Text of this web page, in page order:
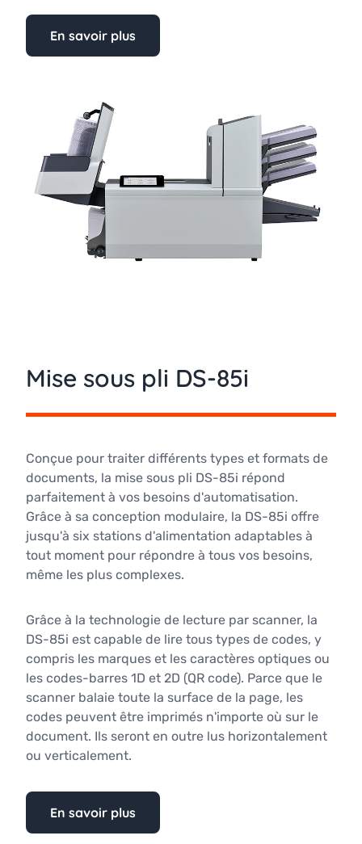
En savoir plus
Mise sous pli DS-85i
Conçue pour traiter différents types et formats de
documents, la mise sous pli DS-85i répond
parfaitement à vos besoins d'automatisation.
Grâce à sa conception modulaire, la DS-85i offre
jusqu'à six stations d'alimentation adaptables à
tout moment pour répondre à tous vos besoins,
même les plus complexes.
Grâce à la technologie de lecture par scanner, la
DS-85i est capable de lire tous types de codes, y
compris les marques et les caractères optiques ou
les codes-barres 1D et 2D (QR code). Parce que le
scanner balaie toute la surface de la page, les
codes peuvent être imprimés n'importe où sur le
document. Ils seront en outre lus horizontalement
ou verticalement.
En savoir plus